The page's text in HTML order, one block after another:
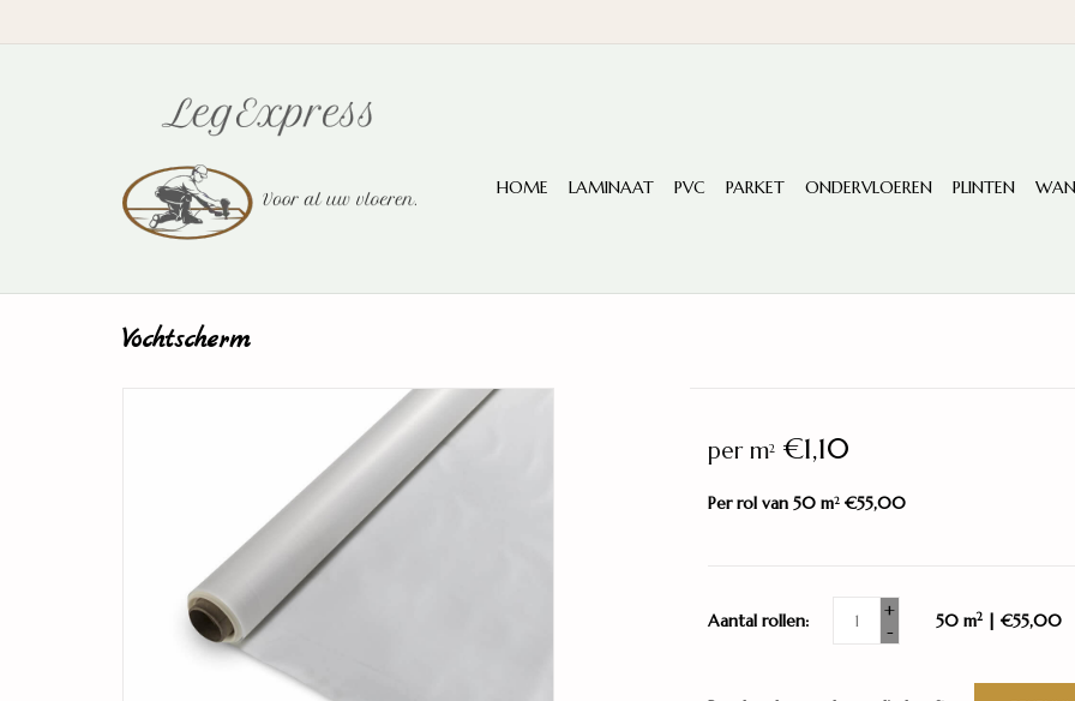
HOME LAMINAAT PVC PARKET ONDERVLOEREN PLINTEN
Vochtscherm
per m2€1,10
Per rol van 50 m2€55,00
Aantal rollen:
+
-
50 m2| €55,00